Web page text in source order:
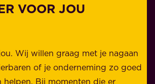
VOOR JOU
Wij willen graag met je nagaan
of je onderneming zo goed
helpen. Bij momenten die er